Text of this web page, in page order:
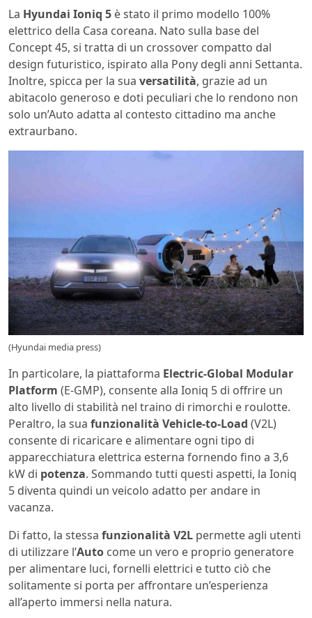
La Hyundai Ioniq 5 è stato il primo modello 100%
elettrico della Casa coreana. Nato sulla base del
Concept 45, si tratta di un crossover compatto dal
design futuristico, ispirato alla Pony degli anni Settanta.
Inoltre, spicca per la sua versatilità, grazie ad un
abitacolo generoso e doti peculiari che lo rendono non
solo un’Auto adatta al contesto cittadino ma anche
extraurbano.
(Hyundai media press)
In particolare, la piattaforma Electric-Global Modular
Platform (E-GMP), consente alla Ioniq 5 di offrire un
alto livello di stabilità nel traino di rimorchi e roulotte.
Peraltro, la sua funzionalità Vehicle-to-Load (V2L)
consente di ricaricare e alimentare ogni tipo di
apparecchiatura elettrica esterna fornendo fino a 3,6
kW di potenza. Sommando tutti questi aspetti, la Ioniq
5 diventa quindi un veicolo adatto per andare in
vacanza.
Di fatto, la stessa funzionalità V2L permette agli utenti
di utilizzare l’Auto come un vero e proprio generatore
per alimentare luci, fornelli elettrici e tutto ciò che
solitamente si porta per affrontare un’esperienza
all’aperto immersi nella natura.